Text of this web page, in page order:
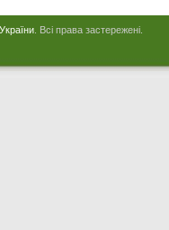
. Всі права застережені.